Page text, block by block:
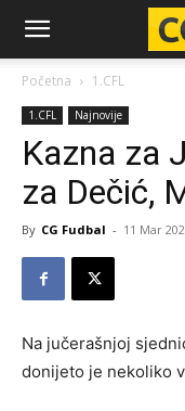
CG-
Fudbal
Početna 1.CFL
1.CFL Najnovije
Kazna za
za Dečić,
By CG Fudbal - 11 Mar
Na jučerašnjoj
donijeto je nekoliko